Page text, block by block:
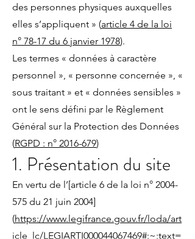
des personnes physiques auxquelles
elles s’appliquent » (article 4 de la loi
n° 78-17 du 6 janvier 1978).
Les termes « données à caractère
personnel », « personne concernée », «
sous traitant » et « données sensibles »
ont le sens défini par le Règlement
Général sur la Protection des Données
(RGPD : n° 2016-679)
1. Présentation du site
En vertu de l’[article 6 de la loi n° 2004-
575 du 21 juin 2004]
(https://www.legifrance.gouv.fr/loda/art
icle_lc/LEGIARTI000044067469#:~:text=